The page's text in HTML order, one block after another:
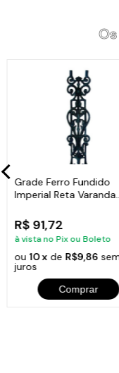
Grade Ferro Fundido
Imperial Reta Varanda
R$ 91,72
à vista no Pix ou Boleto
ou10 x de R$9,86
juros
Comprar